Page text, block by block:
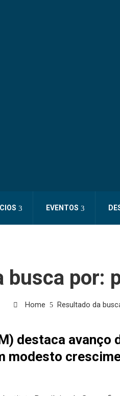
EVENTOS
busca por:
Home Resultado da
destaca avanço
modesto